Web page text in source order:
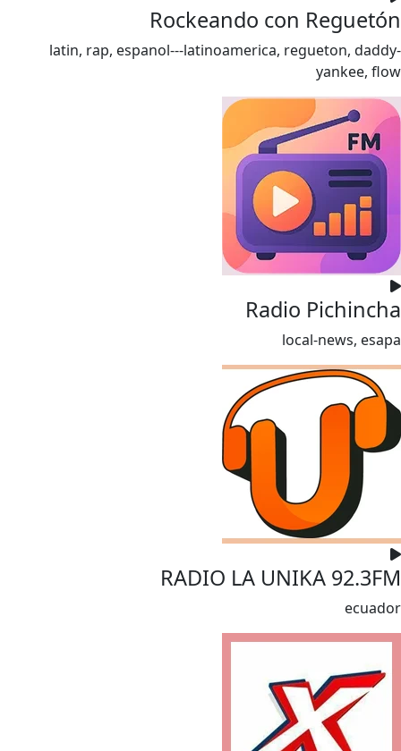
Rockeando con Reguetón
latin, rap, espanol---latinoamerica, regueton, daddy-
yankee, flow
Radio Pichincha
local-news, esapa
RADIO LA UNIKA 92.3FM
ecuador